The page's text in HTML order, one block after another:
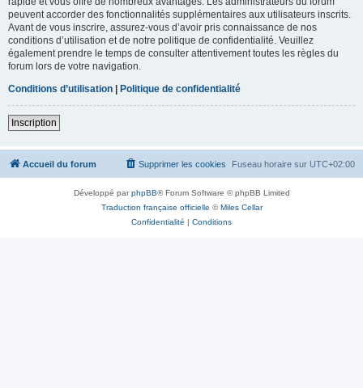
peuvent accorder des fonctionnalités supplémentaires aux utilisateurs inscrits.
Avant de vous inscrire, assurez-vous d’avoir pris connaissance de nos
conditions d’utilisation et de notre politique de confidentialité. Veuillez
également prendre le temps de consulter attentivement toutes les règles du
forum lors de votre navigation.
Conditions d’utilisation | Politique de confidentialité
Inscription
Accueil du forum Fuseau horaire sur UTC+02:00
Supprimer les cookies
Développé parphpBB® Forum Software © phpBB Limited
Traduction française officielle ©Miles Cellar
Confidentialité | Conditions